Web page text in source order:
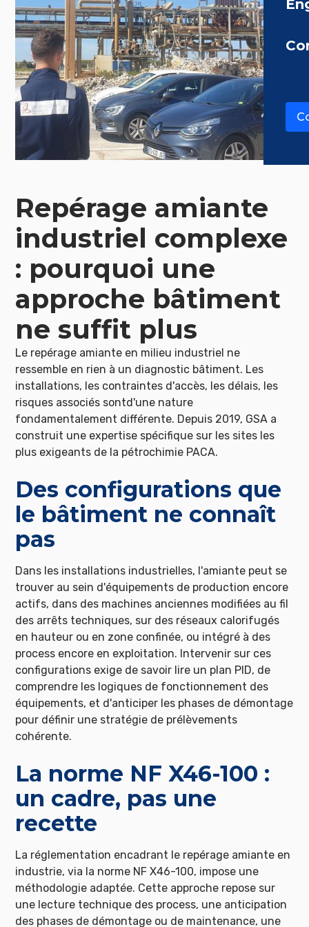
Repérage amiante
industriel complexe
: pourquoi une
approche bâtiment
ne suffit plus
Le repérage amiante en milieu industriel ne
ressemble en rien à un diagnostic bâtiment. Les
installations, les contraintes d'accès, les délais, les
risques associés sontd'une nature
fondamentalement différente. Depuis 2019, GSA a
construit une expertise spécifique sur les sites les
plus exigeants de la pétrochimie PACA.
Des configurations que
le bâtiment ne connaît
pas
Dans les installations industrielles, l'amiante peut se
trouver au sein d'équipements de production encore
actifs, dans des machines anciennes modifiées au fil
des arrêts techniques, sur des réseaux calorifugés
en hauteur ou en zone confinée, ou intégré à des
process encore en exploitation. Intervenir sur ces
configurations exige de savoir lire un plan PID, de
comprendre les logiques de fonctionnement des
équipements, et d'anticiper les phases de démontage
pour définir une stratégie de prélèvements
cohérente.
La norme NF X46-100 :
un cadre, pas une
recette
La réglementation encadrant le repérage amiante en
industrie, via la norme NF X46-100, impose une
méthodologie adaptée. Cette approche repose sur
une lecture technique des process, une anticipation
des phases de démontage ou de maintenance, une